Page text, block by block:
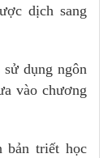
dịch sang
dụng ngôn
vào chương
bản triết học